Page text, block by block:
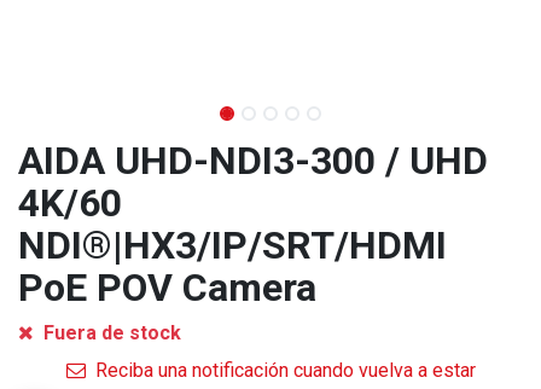
AIDA UHD-NDI3-300 / UHD
4K/60
NDI®|HX3/IP/SRT/HDMI
PoE POV Camera
Fuera de stock
Reciba una notificación cuando vuelva a estar